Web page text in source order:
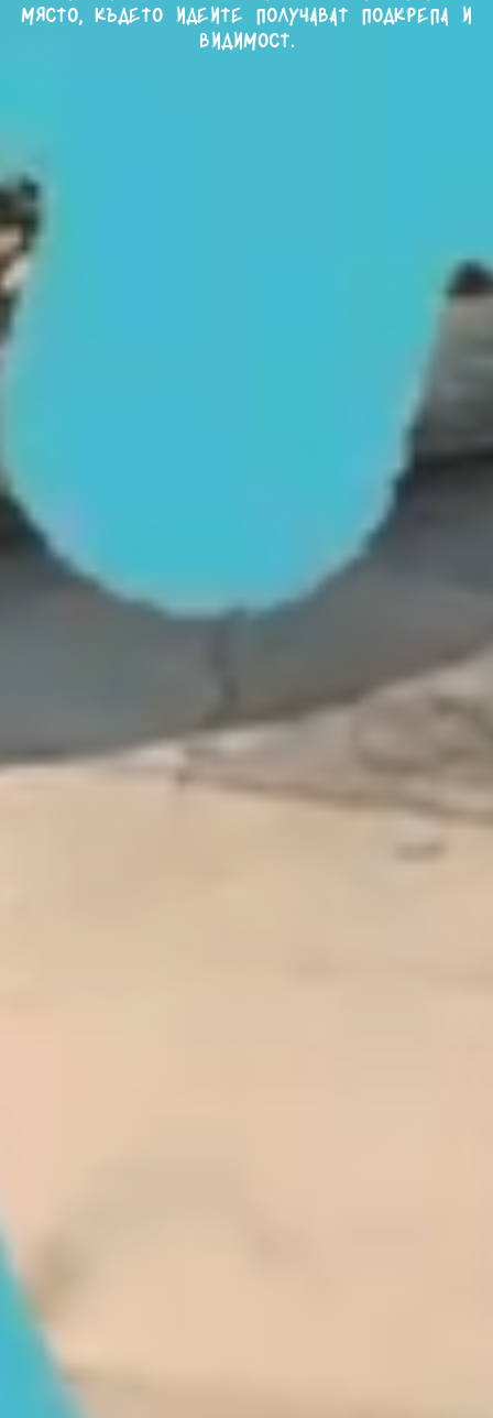
място, където идеите получават подкрепа и
видимост.